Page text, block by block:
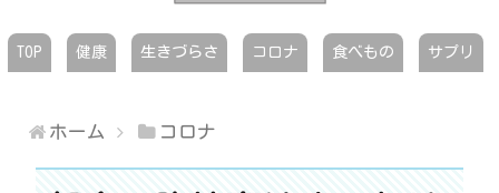
TOP 健康 生きづらさ コロナ 食べもの サプリ
ホーム コロナ